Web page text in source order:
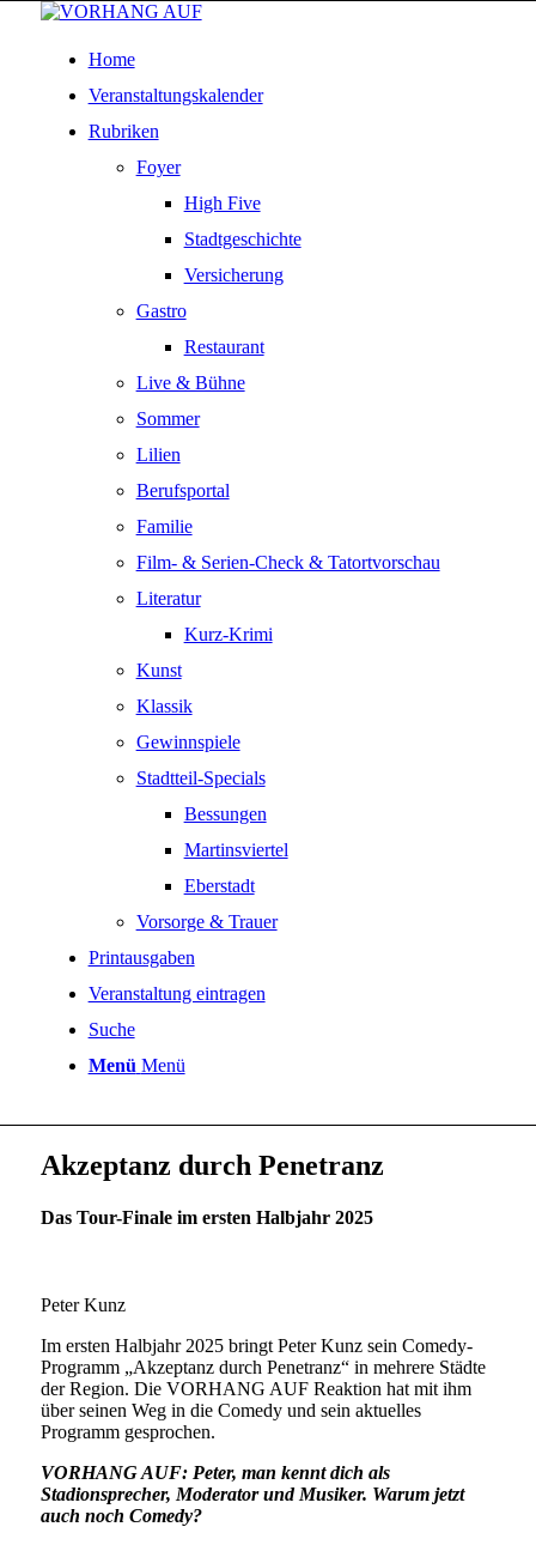
Home
Veranstaltungskalender
Rubriken
Foyer
High Five
Stadtgeschichte
Versicherung
Gastro
Restaurant
Live & Bühne
Sommer
Lilien
Berufsportal
Familie
Film- & Serien-Check & Tatortvorschau
Literatur
Kurz-Krimi
Kunst
Klassik
Gewinnspiele
Stadtteil-Specials
Bessungen
Martinsviertel
Eberstadt
Vorsorge & Trauer
Printausgaben
Veranstaltung eintragen
Suche
Menü Menü
Akzeptanz durch Penetranz
Das Tour-Finale im ersten Halbjahr 2025
Peter Kunz
Im ersten Halbjahr 2025 bringt Peter Kunz sein Comedy-
Programm „Akzeptanz durch Penetranz“ in mehrere Städte
der Region. Die VORHANG AUF Reaktion hat mit ihm
über seinen Weg in die Comedy und sein aktuelles
Programm gesprochen.
VORHANG AUF: Peter, man kennt dich als
Stadionsprecher, Moderator und Musiker. Warum jetzt
auch noch Comedy?